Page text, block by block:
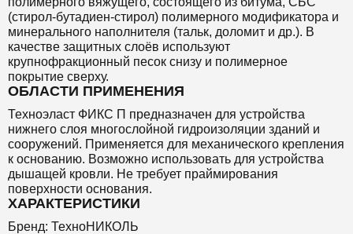
(стирол-бутадиен-стирол) полимерного модификатора и
минерального наполнителя (тальк, доломит и др.). В
качестве защитных слоёв используют
крупнофракционный песок снизу и полимерное
покрытие сверху.
ОБЛАСТИ ПРИМЕНЕНИЯ
Техноэласт ФИКС П предназначен для устройства
нижнего слоя многослойной гидроизоляции зданий и
сооружений. Применяется для механического крепления
к основанию. Возможно использовать для устройства
дышащей кровли. Не требует праймирования
поверхности основания.
ХАРАКТЕРИСТИКИ
Бренд: ТехноНИКОЛЬ